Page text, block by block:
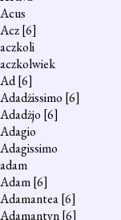
Acus
Acz[6]
aczkoli
aczkolwiek
Ad[6]
Adadżissimo [6]
Adadżjo [6]
Adagio
Adagissimo
adam
Adam[6]
Adamantea[6]
Adamantyn[6]